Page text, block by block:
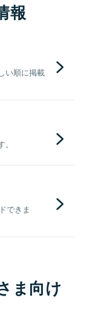
報
い順に掲載
できま
ま向け